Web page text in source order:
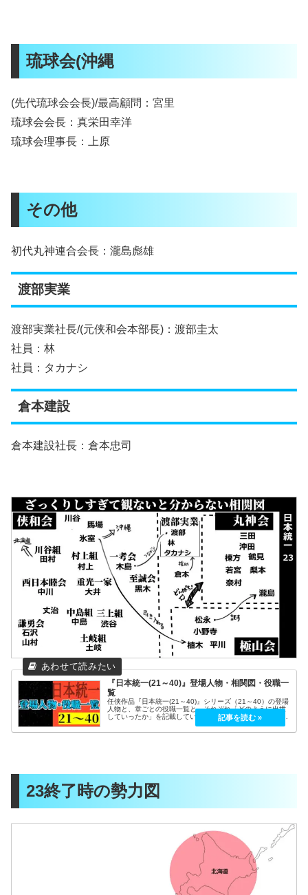
琉球会(沖縄
(先代琉球会会長)/最高顧問：宮里
琉球会会長：真栄田幸洋
琉球会理事長：上原
その他
初代丸神連合会長：瀧島彪雄
渡部実業
渡部実業社長/(元侠和会本部長)：渡部圭太
社員：林
社員：タカナシ
倉本建設
倉本建設社長：倉本忠司
『日本統一(21～40)』登場人物・相関図・役職一
覧
任侠作品『日本統一(21～40)』シリーズ（21～40）の登場
人物と、章ごとの役職一覧と、それぞれ「どのように出世
していったか」を記載しています。日本統一シリーズ(相関
図)日本統一1～20日本統一21～40日本統一41～60日本統
一61～▼...
23終了時の勢力図